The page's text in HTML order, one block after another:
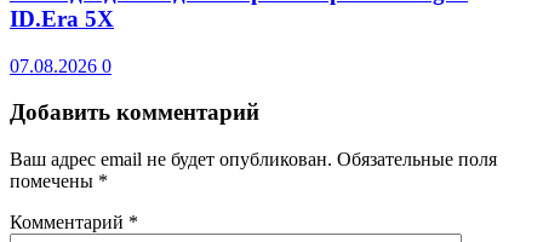
ID.Era 5X
07.08.2026 0
Добавить комментарий
Ваш адрес email не будет опубликован. Обязательные поля
помечены *
Комментарий *